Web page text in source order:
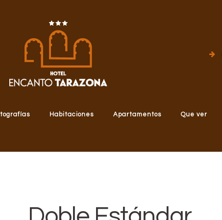
Habitaciones Apartamentos Que ver